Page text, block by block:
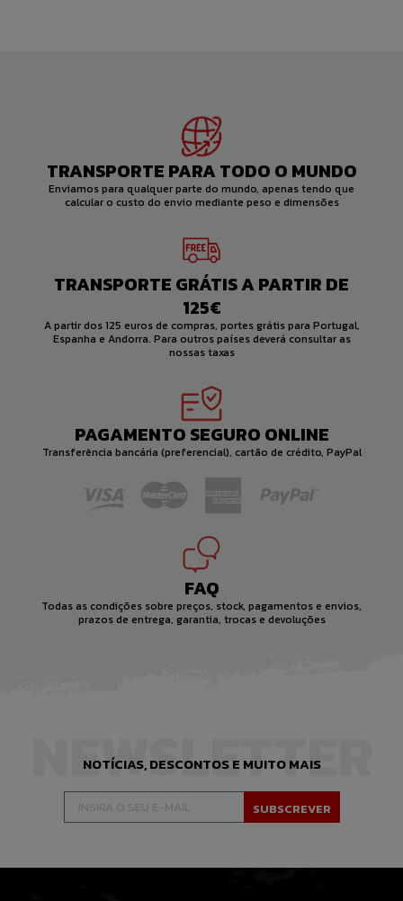
TRANSPORTE PARA TODO O MUNDO
Enviamos para qualquer parte do mundo, apenas tendo que
calcular o custo do envio mediante peso e dimensões
TRANSPORTE GRÁTIS A PARTIR DE
125€
A partir dos 125 euros de compras, portes grátis para Portugal,
Espanha e Andorra. Para outros países deverá consultar as
nossas taxas
PAGAMENTO SEGURO ONLINE
Transferência bancária (preferencial), cartão de crédito, PayPal
FAQ
Todas as condições sobre preços, stock, pagamentos e envios,
prazos de entrega, garantia, trocas e devoluções
NEWSLETTER
NOTÍCIAS, DESCONTOS E MUITO MAIS